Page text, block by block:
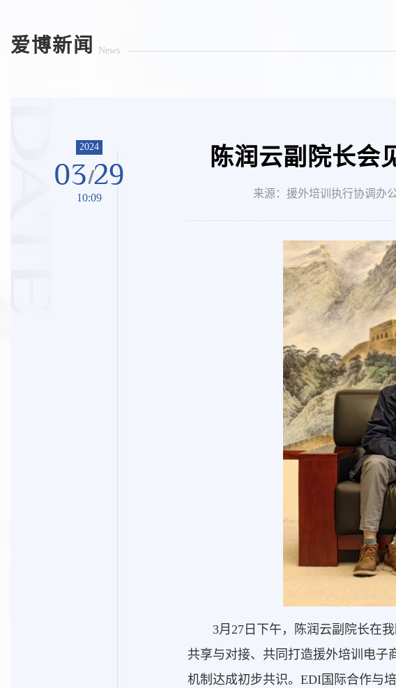
爱博新闻 News
2024
03 29
10:09
陈润云副院长会
来源：援外培训执行协调办
3月27日下午，陈润云副院长在
共享与对接、共同打造援外培训电子
机制达成初步共识。EDI国际合作与